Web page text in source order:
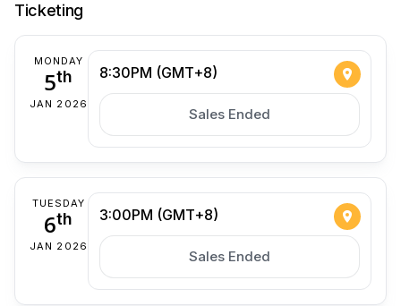
Ticketing
MONDAY
5th
JAN 2026
8:30PM (GMT+8)
Sales Ended
TUESDAY
6th
JAN 2026
3:00PM (GMT+8)
Sales Ended